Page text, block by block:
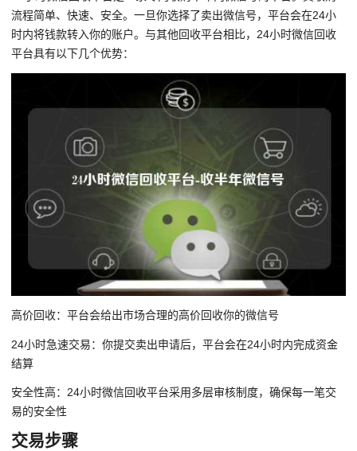
流程简单、快速、安全。一旦你选择了卖出微信号，平台会在24小
时内将钱款转入你的账户。与其他回收平台相比，24小时微信回收
平台具有以下几个优势：
高价回收：平台会给出市场合理的高价回收你的微信号
24小时急速交易：你提交卖出申请后，平台会在24小时内完成资金
结算
安全性高：24小时微信回收平台采用多层审核制度，确保每一笔交
易的安全性
交易步骤